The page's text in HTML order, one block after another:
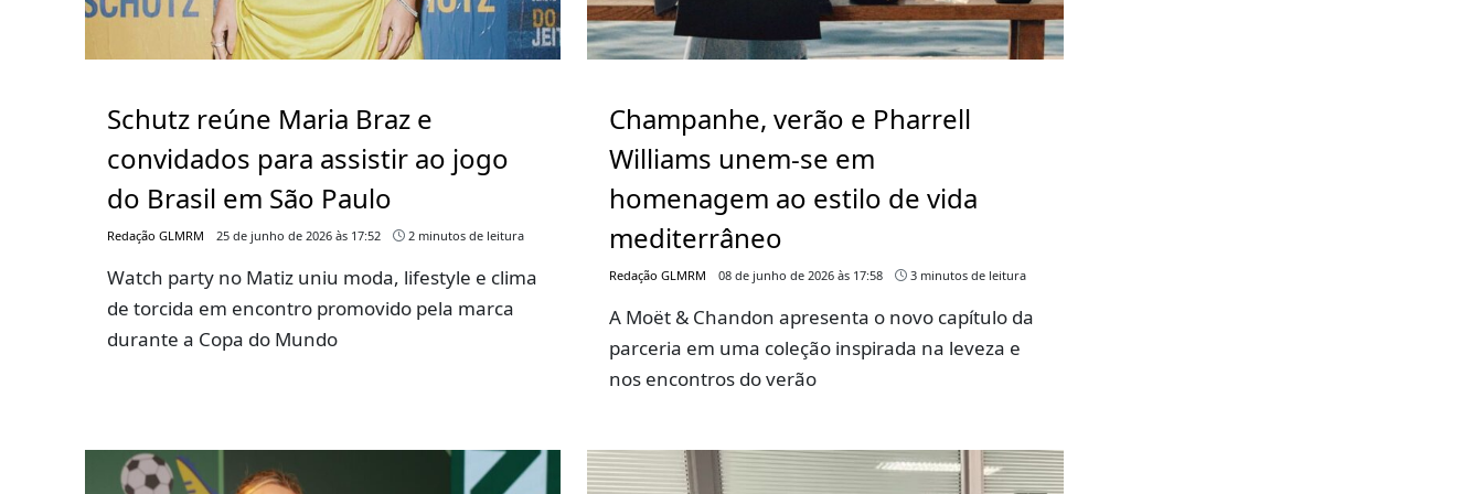
Schutz reúne Maria Braz e
convidados para assistir ao jogo
do Brasil em São Paulo
Redação GLMRM 25 de junho de 2026 às 17:52 2 minutos de leitura
Watch party no Matiz uniu moda, lifestyle e clima
de torcida em encontro promovido pela marca
durante a Copa do Mundo
Champanhe, verão e Pharrell
Williams unem-se em
homenagem ao estilo de vida
mediterrâneo
Redação GLMRM 08 de junho de 2026 às 17:58 3 minutos de leitura
A Moët & Chandon apresenta o novo capítulo da
parceria em uma coleção inspirada na leveza e
nos encontros do verão